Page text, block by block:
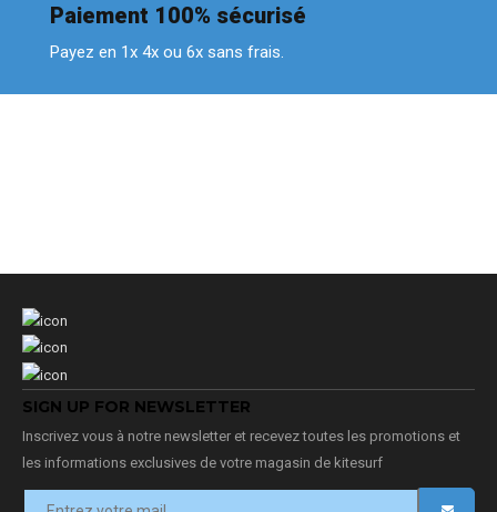
Paiement 100% sécurisé
Payez en 1x 4x ou 6x sans frais.
SIGN UP FOR NEWSLETTER
Inscrivez vous à notre newsletter et recevez toutes les promotions et
les informations exclusives de votre magasin de kitesurf